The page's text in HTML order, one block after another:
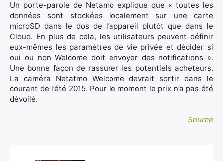
Un porte-parole de Netamo explique que « toutes les
données sont stockées localement sur une carte
microSD dans le dos de l’appareil plutôt que dans le
Cloud. En plus de cela, les utilisateurs peuvent définir
eux-mêmes les paramètres de vie privée et décider si
oui ou non Welcome doit envoyer des notifications ».
Une bonne façon de rassurer les potentiels acheteurs.
La caméra Netatmo Welcome devrait sortir dans le
courant de l’été 2015. Pour le moment le prix n’a pas été
dévoilé.
Source